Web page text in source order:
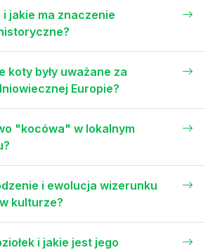
i jakie ma znaczenie
koty były uważane za
Europie?
"kocówa" w lokalnym
i ewolucja wizerunku
kulturze?
i jakie jest jego